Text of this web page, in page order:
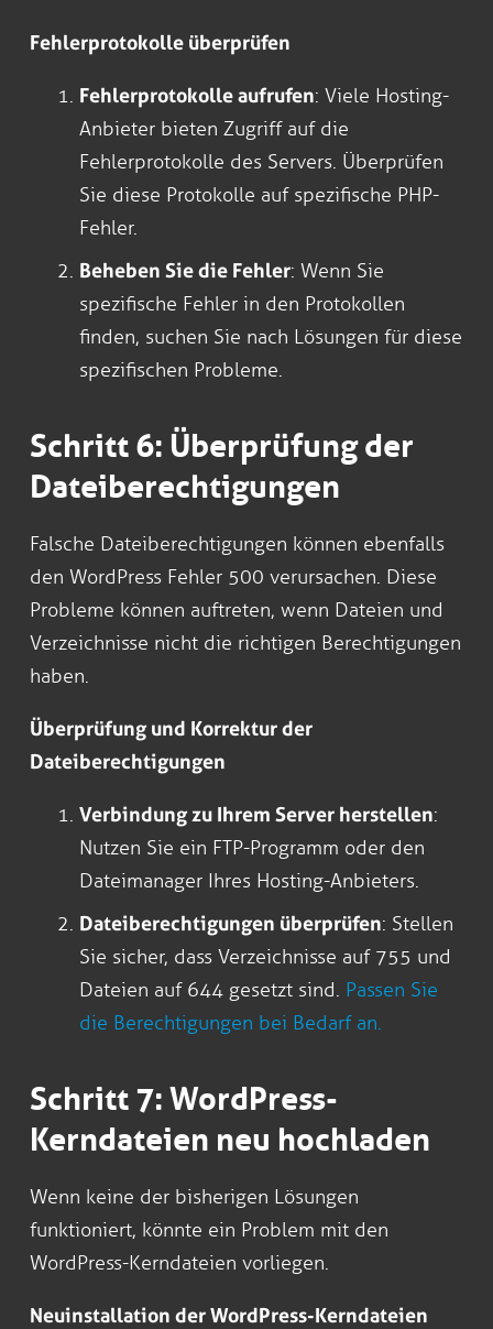
Fehlerprotokolle überprüfen
Fehlerprotokolle aufrufen: Viele Hosting-
Anbieter bieten Zugriff auf die
Fehlerprotokolle des Servers. Überprüfen
Sie diese Protokolle auf spezifische PHP-
Fehler.
Beheben Sie die Fehler: Wenn Sie
spezifische Fehler in den Protokollen
finden, suchen Sie nach Lösungen für diese
spezifischen Probleme.
Schritt 6: Überprüfung der
Dateiberechtigungen
Falsche Dateiberechtigungen können ebenfalls
den WordPress Fehler 500 verursachen. Diese
Probleme können auftreten, wenn Dateien und
Verzeichnisse nicht die richtigen Berechtigungen
haben.
Überprüfung und Korrektur der
Dateiberechtigungen
Verbindung zu Ihrem Server herstellen:
Nutzen Sie ein FTP-Programm oder den
Dateimanager Ihres Hosting-Anbieters.
Dateiberechtigungen überprüfen: Stellen
Sie sicher, dass Verzeichnisse auf 755 und
Dateien auf 644 gesetzt sind. Passen Sie
die Berechtigungen bei Bedarf an.
Schritt 7: WordPress-
Kerndateien neu hochladen
Wenn keine der bisherigen Lösungen
funktioniert, könnte ein Problem mit den
WordPress-Kerndateien vorliegen.
Neuinstallation der WordPress-Kerndateien